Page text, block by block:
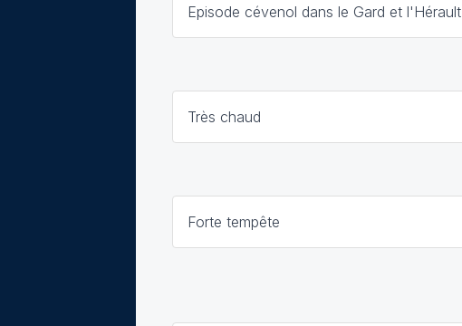
Episode cévenol dans le Gard et l'Hérault
Très chaud
Forte tempête